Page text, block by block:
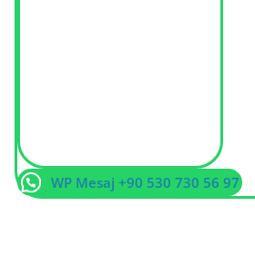
WP Mesaj +90 530 730 56 97